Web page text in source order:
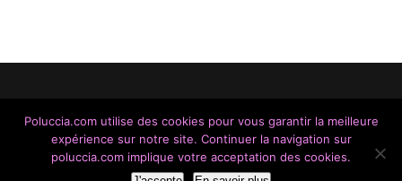
Made With Love / Copyright © 2014 - 2023 / A Cantina
di Poluccia
Poluccia.com utilise des cookies pour vous garantir la meilleure
expérience sur notre site. Continuer la navigation sur
poluccia.com implique votre acceptation des cookies.